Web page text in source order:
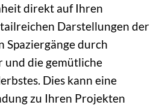
direkt auf Ihren
Darstellungen der
Spaziergänge durch
und die gemütliche
Dies kann eine
zu Ihren Projekten